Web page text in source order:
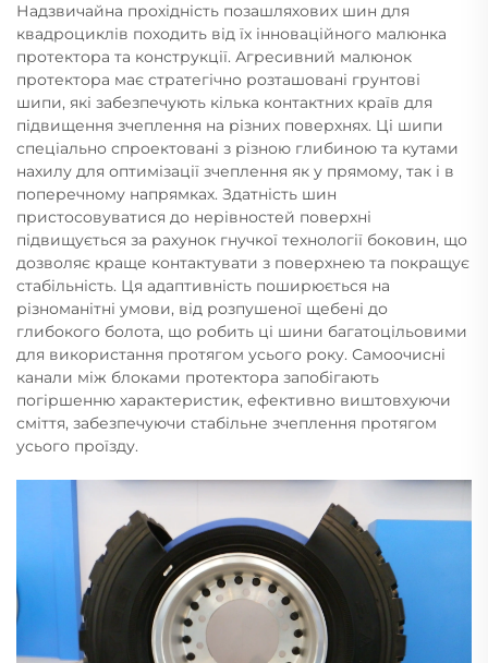
Надзвичайна прохідність позашляхових шин для
квадроциклів походить від їх інноваційного малюнка
протектора та конструкції. Агресивний малюнок
протектора має стратегічно розташовані грунтові
шипи, які забезпечують кілька контактних країв для
підвищення зчеплення на різних поверхнях. Ці шипи
спеціально спроектовані з різною глибиною та кутами
нахилу для оптимізації зчеплення як у прямому, так і в
поперечному напрямках. Здатність шин
пристосовуватися до нерівностей поверхні
підвищується за рахунок гнучкої технології боковин, що
дозволяє краще контактувати з поверхнею та покращує
стабільність. Ця адаптивність поширюється на
різноманітні умови, від розпушеної щебені до
глибокого болота, що робить ці шини багатоцільовими
для використання протягом усього року. Самоочисні
канали між блоками протектора запобігають
погіршенню характеристик, ефективно виштовхуючи
сміття, забезпечуючи стабільне зчеплення протягом
усього проїзду.